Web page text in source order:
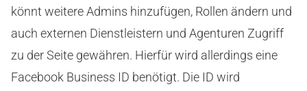
könnt weitere Admins hinzufügen, Rollen ändern und
auch externen Dienstleistern und Agenturen Zugriff
zu der Seite gewähren. Hierfür wird allerdings eine
Facebook Business ID benötigt. Die ID wird